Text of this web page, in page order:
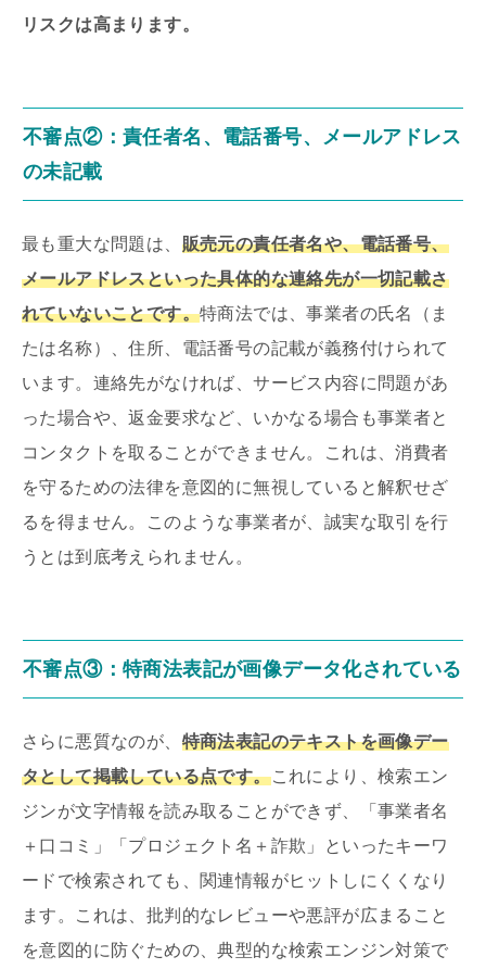
リスクは高まります。
不審点②：責任者名、電話番号、メールアドレス
の未記載
最も重大な問題は、 販売元の責任者名や、電話番号、
メールアドレスといった具体的な連絡先が一切記載さ
れていないことです。特商法では、事業者の氏名（ま
たは名称）、住所、電話番号の記載が義務付けられて
います。連絡先がなければ、サービス内容に問題があ
った場合や、返金要求など、いかなる場合も事業者と
コンタクトを取ることができません。これは、消費者
を守るための法律を意図的に無視していると解釈せざ
るを得ません。このような事業者が、誠実な取引を行
うとは到底考えられません。
不審点③：特商法表記が画像データ化されている
さらに悪質なのが、 特商法表記のテキストを画像デー
タとして掲載している点です。これにより、検索エン
ジンが文字情報を読み取ることができず、「事業者名
＋口コミ」「プロジェクト名＋詐欺」といったキーワ
ードで検索されても、関連情報がヒットしにくくなり
ます。これは、批判的なレビューや悪評が広まること
を意図的に防ぐための、典型的な検索エンジン対策で